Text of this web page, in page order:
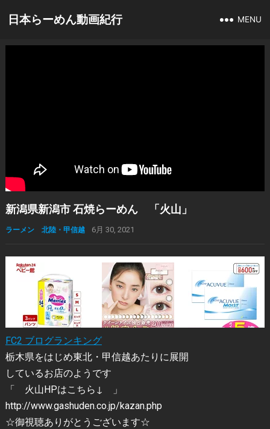
日本らーめん動画紀行 MENU
新潟県新潟市 石焼らーめん 「火山」
ラーメン 北陸・甲信越 6月 30, 2021
FC2 ブログランキング
栃木県をはじめ東北・甲信越あたりに展開
しているお店のようです
「 火山HPはこちら↓ 」
http://www.gashuden.co.jp/kazan.php
☆御視聴ありがとうございます☆